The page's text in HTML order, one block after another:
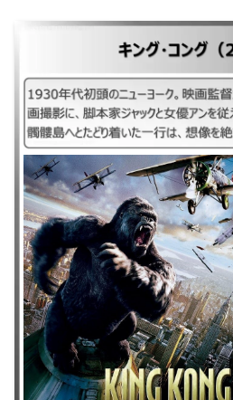
｜キング・コング（2005） ｜2005年 ｜
ヨーク。映画監督カールは、かつてない冒
と女優アンを従え危険な航海に。やがて幻
は、想像を絶する世界を目の当たりにする。